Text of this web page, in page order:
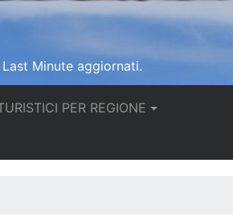
Minute aggiornati.
PER REGIONE